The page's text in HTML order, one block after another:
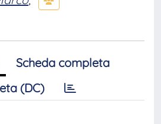
Scheda completa
(DC)